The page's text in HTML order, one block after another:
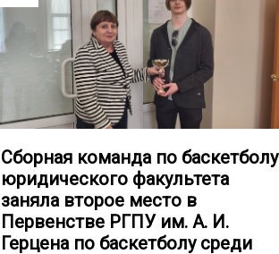
Сборная команда по баскетболу
юридического факультета
заняла второе место в
Первенстве РГПУ им. А. И.
Герцена по баскетболу среди